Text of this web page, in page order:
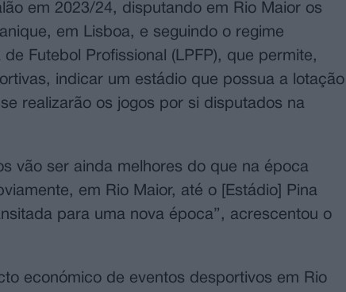
em 2023/24, disputando em Rio Maior os
em Lisboa, e seguindo o regime
Futebol Profissional (LPFP), que permite,
indicar um estádio que possua a lotação
realizarão os jogos por si disputados na
vão ser ainda melhores do que na época
em Rio Maior, até o [Estádio] Pina
para uma nova época”, acrescentou o
económico de eventos desportivos em Rio